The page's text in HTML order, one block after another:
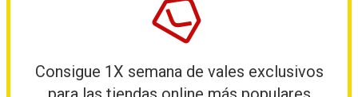
Consigue 1X semana de vales exclusivos